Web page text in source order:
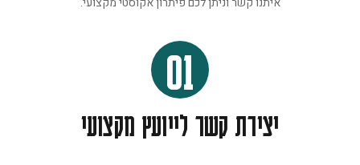
01
יצירת קשר לייועץ מקצועי